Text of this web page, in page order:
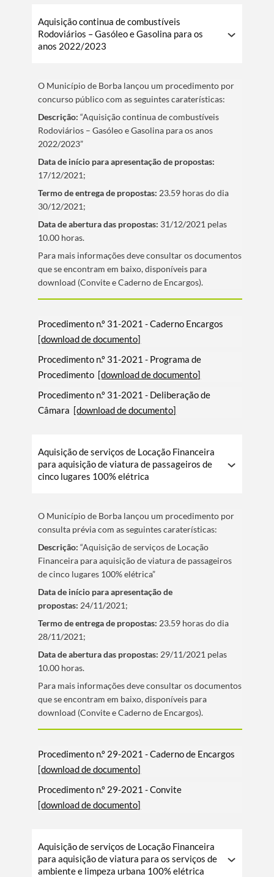
Categorias gerais
Filtros
Aquisição continua de combustíveis
Rodoviários – Gasóleo e Gasolina para os
anos 2022/2023
O Municí­pio de Borba lançou um procedimento por
concurso público com as seguintes caraterí­sticas:
Descrição:“Aquisição continua de combustíveis
Rodoviários – Gasóleo e Gasolina para os anos
2022/2023”
Data de iní­cio para apresentação de propostas:
17/12/2021;
Termo de entrega de propostas: 23.59 horas do dia
30/12/2021;
Data de abertura das propostas: 31/12/2021 pelas
10.00 horas.
​Para mais informações deve consultar os documentos
que se encontram em baixo, disponí­veis para
download (Convite e Caderno de Encargos).
Procedimento n.º 31-2021 - Caderno Encargos
[download de documento]
Procedimento n.º 31-2021 - Programa de
Procedimento [download de documento]
Procedimento n.º 31-2021 - Deliberação de
Câmara [download de documento]
Aquisição de serviços de Locação Financeira
para aquisição de viatura de passageiros de
cinco lugares 100% elétrica
O Municí­pio de Borba lançou um procedimento por
consulta prévia com as seguintes caraterí­sticas:
Descrição:“Aquisição de serviços de Locação
Financeira para aquisição de viatura de passageiros
de cinco lugares 100% elétrica”
Data de iní­cio para apresentação de
propostas: 24/11/2021;
Termo de entrega de propostas: 23.59 horas do dia
28/11/2021;
Data de abertura das propostas: 29/11/2021 pelas
10.00 horas.
​Para mais informações deve consultar os documentos
que se encontram em baixo, disponí­veis para
download (Convite e Caderno de Encargos).
Procedimento n.º 29-2021 - Caderno de Encargos
[download de documento]
Procedimento n.º 29-2021 - Convite
[download de documento]
Aquisição de serviços de Locação Financeira
para aquisição de viatura para os serviços de
ambiente e limpeza urbana 100% elétrica